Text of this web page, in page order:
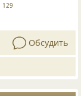
129
Обсудить